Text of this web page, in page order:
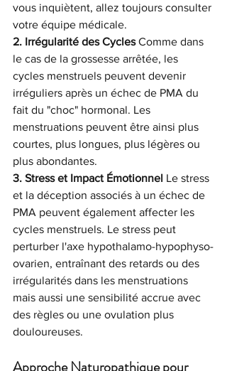
vous inquiètent, allez toujours consulter
votre équipe médicale.
2. Irrégularité des Cycles Comme dans
le cas de la grossesse arrêtée, les
cycles menstruels peuvent devenir
irréguliers après un échec de PMA du
fait du "choc" hormonal. Les
menstruations peuvent être ainsi plus
courtes, plus longues, plus légères ou
plus abondantes.
3. Stress et Impact Émotionnel Le stress
et la déception associés à un échec de
PMA peuvent également affecter les
cycles menstruels. Le stress peut
perturber l'axe hypothalamo-hypophyso-
ovarien, entraînant des retards ou des
irrégularités dans les menstruations
mais aussi une sensibilité accrue avec
des règles ou une ovulation plus
douloureuses.